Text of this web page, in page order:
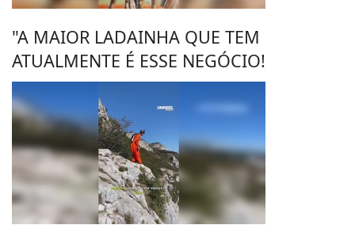
"A MAIOR LADAINHA QUE TEM
ATUALMENTE É ESSE NEGÓCIO!